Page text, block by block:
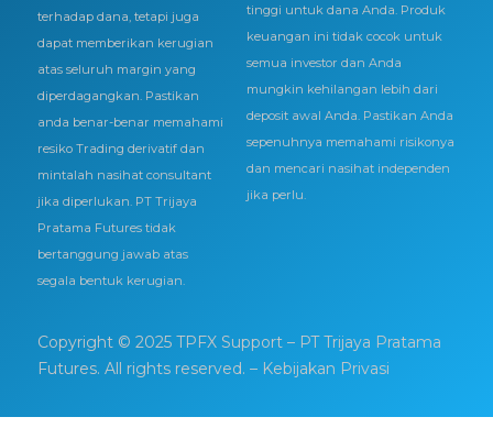
terhadap dana, tetapi juga
dapat memberikan kerugian
atas seluruh margin yang
diperdagangkan. Pastikan
anda benar-benar memahami
resiko Trading derivatif dan
mintalah nasihat consultant
jika diperlukan. PT Trijaya
Pratama Futures tidak
bertanggung jawab atas
segala bentuk kerugian.
tinggi untuk dana Anda. Produk
keuangan ini tidak cocok untuk
semua investor dan Anda
mungkin kehilangan lebih dari
deposit awal Anda. Pastikan Anda
sepenuhnya memahami risikonya
dan mencari nasihat independen
jika perlu.
Copyright © 2025 TPFX Support – PT Trijaya Pratama
Futures. All rights reserved. – Kebijakan Privasi